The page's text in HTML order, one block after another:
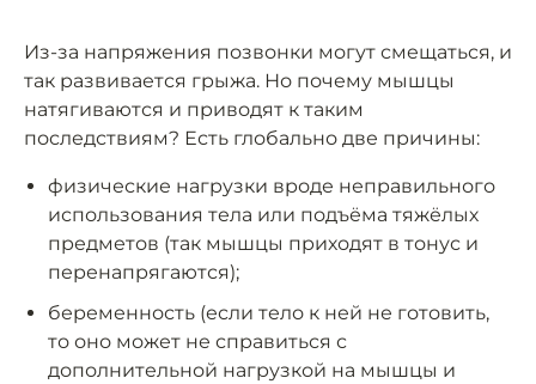
Из-за напряжения позвонки могут смещаться, и
так развивается грыжа. Но почему мышцы
натягиваются и приводят к таким
последствиям? Есть глобально две причины:
физические нагрузки вроде неправильного
использования тела или подъёма тяжёлых
предметов (так мышцы приходят в тонус и
перенапрягаются);
беременность (если тело к ней не готовить,
то оно может не справиться с
дополнительной нагрузкой на мышцы и